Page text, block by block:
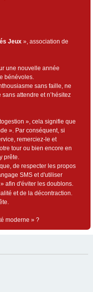
Jeux », association de
une nouvelle année
bénévoles.
sans faille, ne
attendre et n’hésitez
», cela signifie que
». Par conséquent, si
remerciez-le et
tour ou bien encore en
prête.
de respecter les propos
SMS et d'utiliser
» afin d'éviter les doublons.
et de la décontraction.
moderne » ?